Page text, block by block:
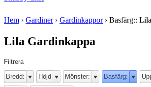
Hem › Gardiner› Gardinkappor› Basfärg:: Lila
Lila Gardinkappa
Filtrera
Bredd:
Höjd Mönster: Basfärg: